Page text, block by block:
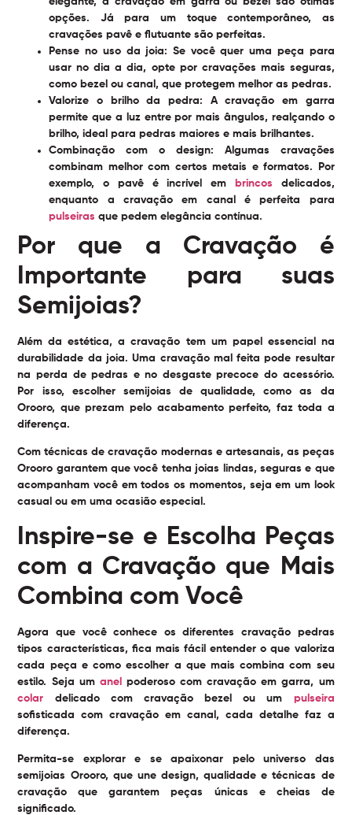
opções. Já para um toque contemporâneo, as
cravações pavê e flutuante são perfeitas.
Pense no uso da joia: Se você quer uma peça para
usar no dia a dia, opte por cravações mais seguras,
como bezel ou canal, que protegem melhor as pedras.
Valorize o brilho da pedra: A cravação em garra
permite que a luz entre por mais ângulos, realçando o
brilho, ideal para pedras maiores e mais brilhantes.
Combinação com o design: Algumas cravações
combinam melhor com certos metais e formatos. Por
exemplo, o pavê é incrível em
brincos delicados,
enquanto a cravação em canal é perfeita para
pulseiras que pedem elegância contínua.
Por que a Cravação é
Importante para suas
Semijoias?
Além da estética, a cravação tem um papel essencial na
durabilidade da joia. Uma cravação mal feita pode resultar
na perda de pedras e no desgaste precoce do acessório.
Por isso, escolher semijoias de qualidade, como as da
Orooro, que prezam pelo acabamento perfeito, faz toda a
diferença.
Com técnicas de cravação modernas e artesanais, as peças
Orooro garantem que você tenha joias lindas, seguras e que
acompanham você em todos os momentos, seja em um look
casual ou em uma ocasião especial.
Inspire-se e Escolha Peças
com a Cravação que Mais
Combina com Você
Agora que você conhece os diferentescravação pedras
tipos características, fica mais fácil entender o que valoriza
cada peça e como escolher a que mais combina com seu
estilo. Seja um anel
poderoso com cravação em garra, um
colar delicado com cravação bezel ou um pulseira
sofisticada com cravação em canal, cada detalhe faz a
diferença.
Permita-se explorar e se apaixonar pelo universo das
semijoias Orooro, que une design, qualidade e técnicas de
cravação que garantem peças únicas e cheias de
significado.